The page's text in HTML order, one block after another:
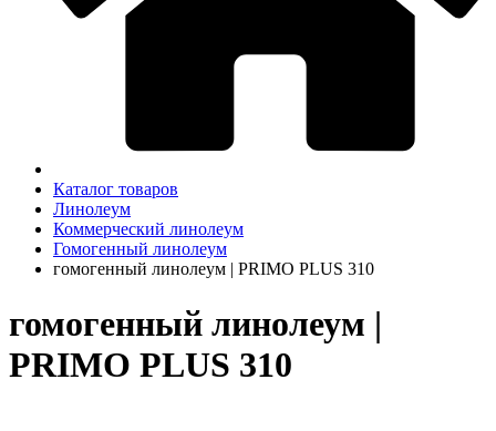
Каталог товаров
Линолеум
Коммерческий линолеум
Гомогенный линолеум
гомогенный линолеум | PRIMO PLUS 310
гомогенный линолеум |
PRIMO PLUS 310